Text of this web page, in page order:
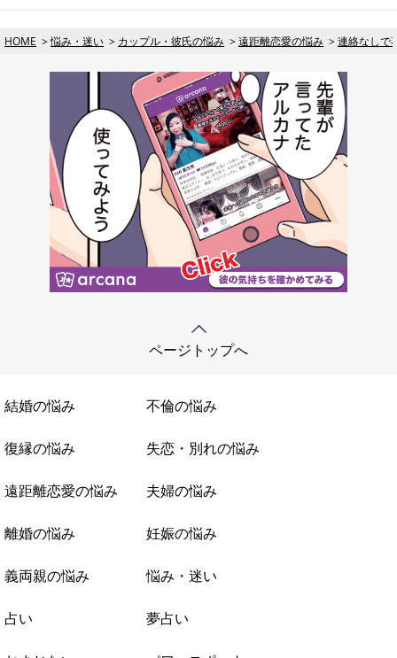
HOME 悩み・迷い カップル・彼氏の悩み 遠距離恋愛の悩み 連絡なしで
ページトップへ
結婚の悩み 不倫の悩み
復縁の悩み 失恋・別れの悩み
遠距離恋愛の悩み 夫婦の悩み
離婚の悩み 妊娠の悩み
義両親の悩み 悩み・迷い
占い 夢占い